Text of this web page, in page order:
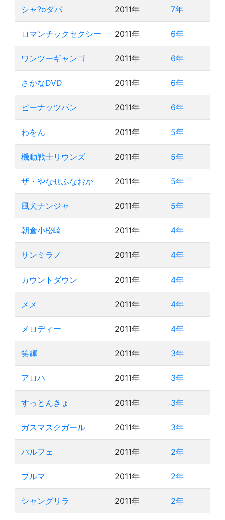
シャ?oダバ 2011年 7年
ロマンチックセクシー 2011年 6年
ワンツーギャンゴ 2011年 6年
さかなDVD 2011年 6年
ピーナッツパン 2011年 6年
わをん 2011年 5年
機動戦士リウンズ 2011年 5年
ザ・やなせふなおか 2011年 5年
風犬ナンジャ 2011年 5年
朝倉小松崎 2011年 4年
サンミラノ 2011年 4年
カウントダウン 2011年 4年
メメ 2011年 4年
メロディー 2011年 4年
笑輝 2011年 3年
アロハ 2011年 3年
すっとんきょ 2011年 3年
ガスマスクガール 2011年 3年
パルフェ 2011年 2年
ブルマ 2011年 2年
シャングリラ 2011年 2年